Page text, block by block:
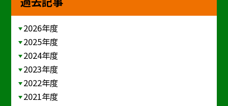
2026年度
2025年度
2024年度
2023年度
2022年度
2021年度